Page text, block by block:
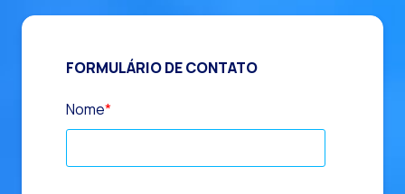
FORMULÁRIO DE CONTATO
Nome*